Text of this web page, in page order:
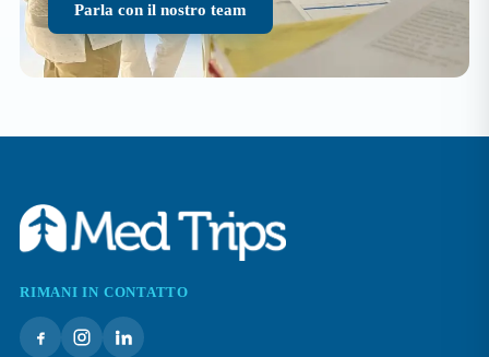
Parla con il nostro team
RIMANI IN CONTATTO